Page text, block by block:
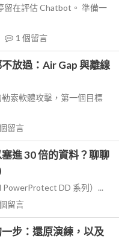
留在評估 Chatbot。 準備一
1 個留言
放過：Air Gap 與離線
索軟體攻擊，第一個目標
留言
進 30 倍的資料？聊聊
DD 系列）...
留言
步：還原演練，以及